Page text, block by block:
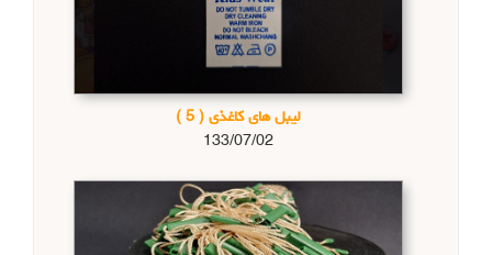
لیبل های کاغذی ( 5 )
133/07/02